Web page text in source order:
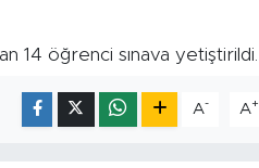
14 öğrenci sınava yetiştirildi.
A- A+